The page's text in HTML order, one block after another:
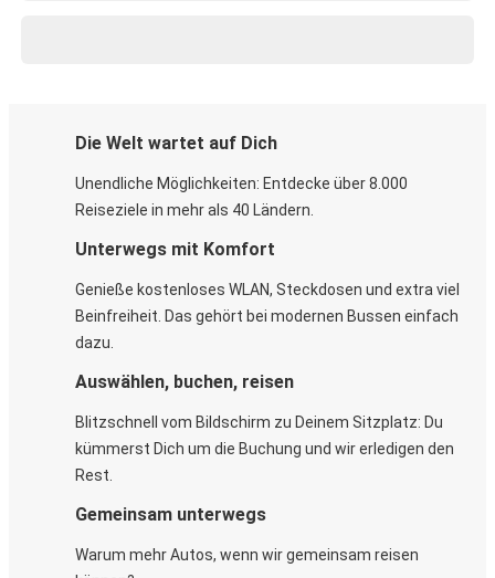
Die Welt wartet auf Dich
Unendliche Möglichkeiten: Entdecke über 8.000
Reiseziele in mehr als 40 Ländern.
Unterwegs mit Komfort
Genieße kostenloses WLAN, Steckdosen und extra viel
Beinfreiheit. Das gehört bei modernen Bussen einfach
dazu.
Auswählen, buchen, reisen
Blitzschnell vom Bildschirm zu Deinem Sitzplatz: Du
kümmerst Dich um die Buchung und wir erledigen den
Rest.
Gemeinsam unterwegs
Warum mehr Autos, wenn wir gemeinsam reisen